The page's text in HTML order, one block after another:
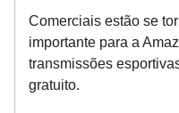
Comerciais estão se
importante para a
transmissões
gratuito.